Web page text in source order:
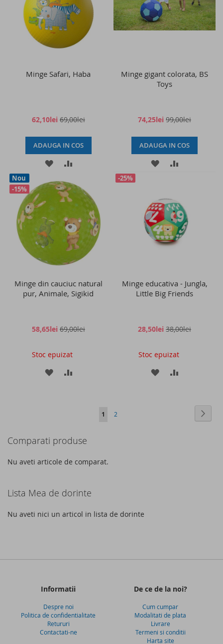
DE
DORINTE
DE
DORINTE
Minge Safari, Haba
62,10lei 69,00lei
ADAUGA IN COS
ADAUGATI
LA
LISTA
DORINTE
ADAUGATI
COMPARARE
Minge gigant colorata, BS
Toys
74,25lei 99,00lei
ADAUGA IN COS
ADAUGATI
LISTA
DE
DORINTE
Nou
-15%
Minge din cauciuc natural
pur, Animale, Sigikid
58,65lei 69,00lei
Stoc epuizat
ADAUGATI
DORINTE
ADAUGATI
-25%
Minge educativa - Jungla,
Little Big Friends
28,50lei 38,00lei
Stoc epuizat
ADAUGATI
Pagina
in
cititi
1 Pagina
2
Comparati produse
Nu aveti articole de comparat.
Lista Mea de dorinte
Nu aveti nici un articol in lista de dorinte
Informatii
Despre noi
Politica de confidentialitate
Retururi
Contactati-ne
De ce de la noi?
Cum cumpar
Modalitati de plata
Livrare
Termeni si conditii
Harta site